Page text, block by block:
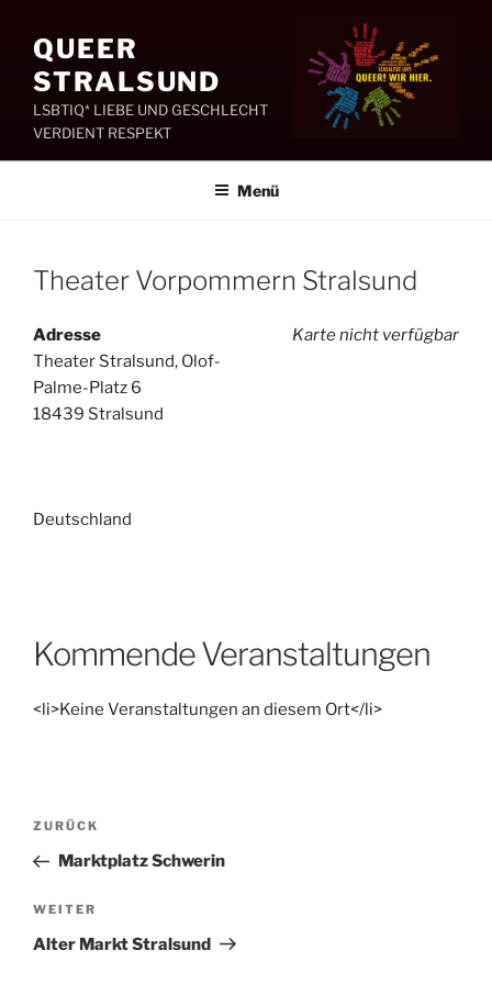
Inhalt
springenQUEER
STRALSUND
LSBTIQ* LIEBE UND GESCHLECHT
VERDIENT RESPEKT
Menü
Theater Vorpommern Stralsund
Karte nicht verfügbar
Adresse
Theater Stralsund, Olof-
Palme-Platz 6
18439 Stralsund
Deutschland
Kommende Veranstaltungen
<li>Keine Veranstaltungen an diesem Ort</li>
Beitragsnavigation
Vorheriger
Beitrag
ZURÜCK
Marktplatz Schwerin
Nächster
Beitrag
WEITER
Alter Markt Stralsund